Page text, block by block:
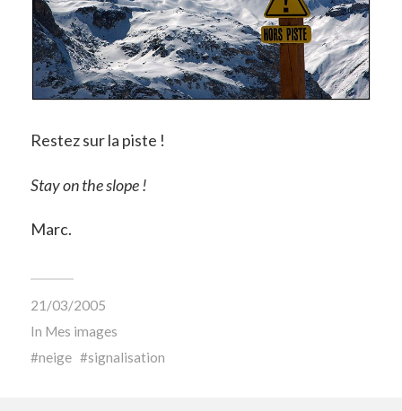
Restez sur la piste !
Stay on the slope !
Marc.
21/03/2005
In Mes images
neige
signalisation